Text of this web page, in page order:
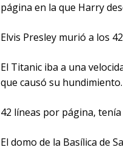
página en la que Harry
Elvis Presley murió a los
El Titanic iba a una
que causó su hundimiento.
42 líneas por página,
El domo de la Basílica de